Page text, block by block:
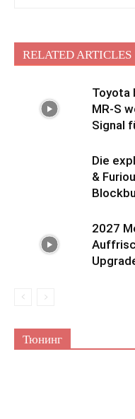
RELATED ARTICLES
Toyota
MR-S
Signal
Die
&
2027
Тюнинг